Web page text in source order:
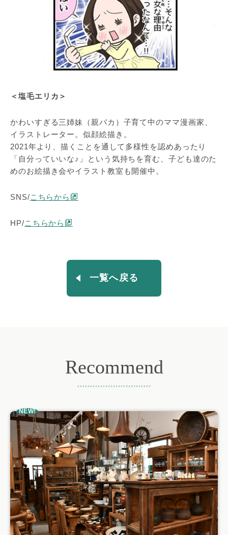
＜塩毛エリカ＞
かわいすぎる三姉妹（親バカ）子育て中のママ漫画家、
イラストレーター。似顔絵描き。
2021年より、描くことを通して多様性を認めあったり
「自分っていいな♪」という気持ちを育む、子ども達のた
めのお絵描き会やイラスト教室も開催中。
SNS/こちらから
HP/こちらから
一覧へ戻る
Recommend
NEW!